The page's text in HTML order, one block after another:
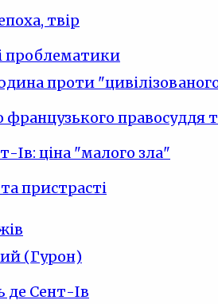
твір
проблематики
проти
французького правосуддя
Ів: ціна "малого зла"
пристрасті
(Гурон)
де Сент-Ів